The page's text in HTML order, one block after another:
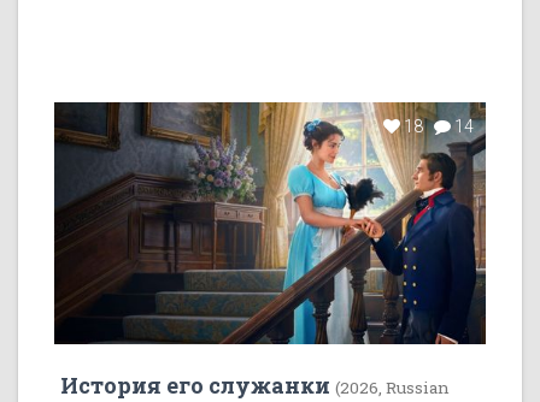
18 14
История его служанки (2026, Russian